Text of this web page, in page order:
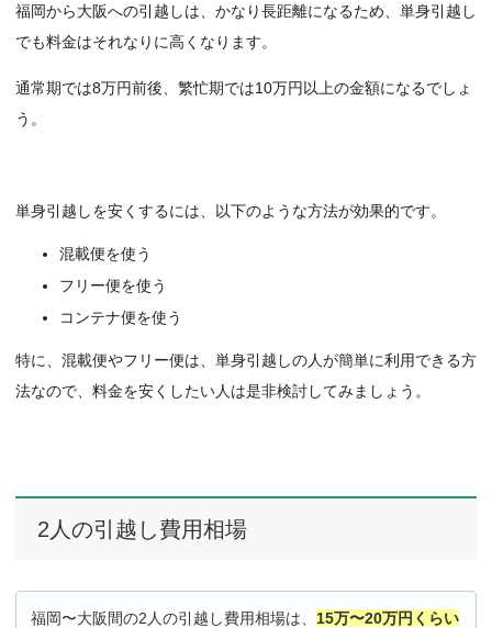
福岡から大阪への引越しは、かなり長距離になるため、単身引越し
でも料金はそれなりに高くなります。
通常期では8万円前後、繁忙期では10万円以上の金額になるでしょ
う。
単身引越しを安くするには、以下のような方法が効果的です。
混載便を使う
フリー便を使う
コンテナ便を使う
特に、混載便やフリー便は、単身引越しの人が簡単に利用できる方
法なので、料金を安くしたい人は是非検討してみましょう。
2人の引越し費用相場
福岡〜大阪間の2人の引越し費用相場は、 15万〜20万円くらい